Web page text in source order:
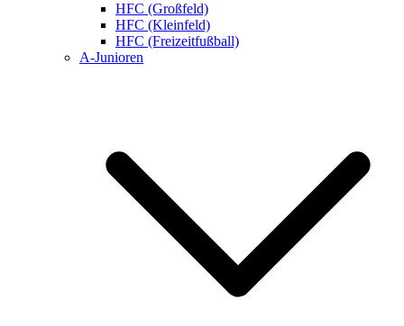
HFC (Großfeld)
HFC (Kleinfeld)
HFC (Freizeitfußball)
A-Junioren